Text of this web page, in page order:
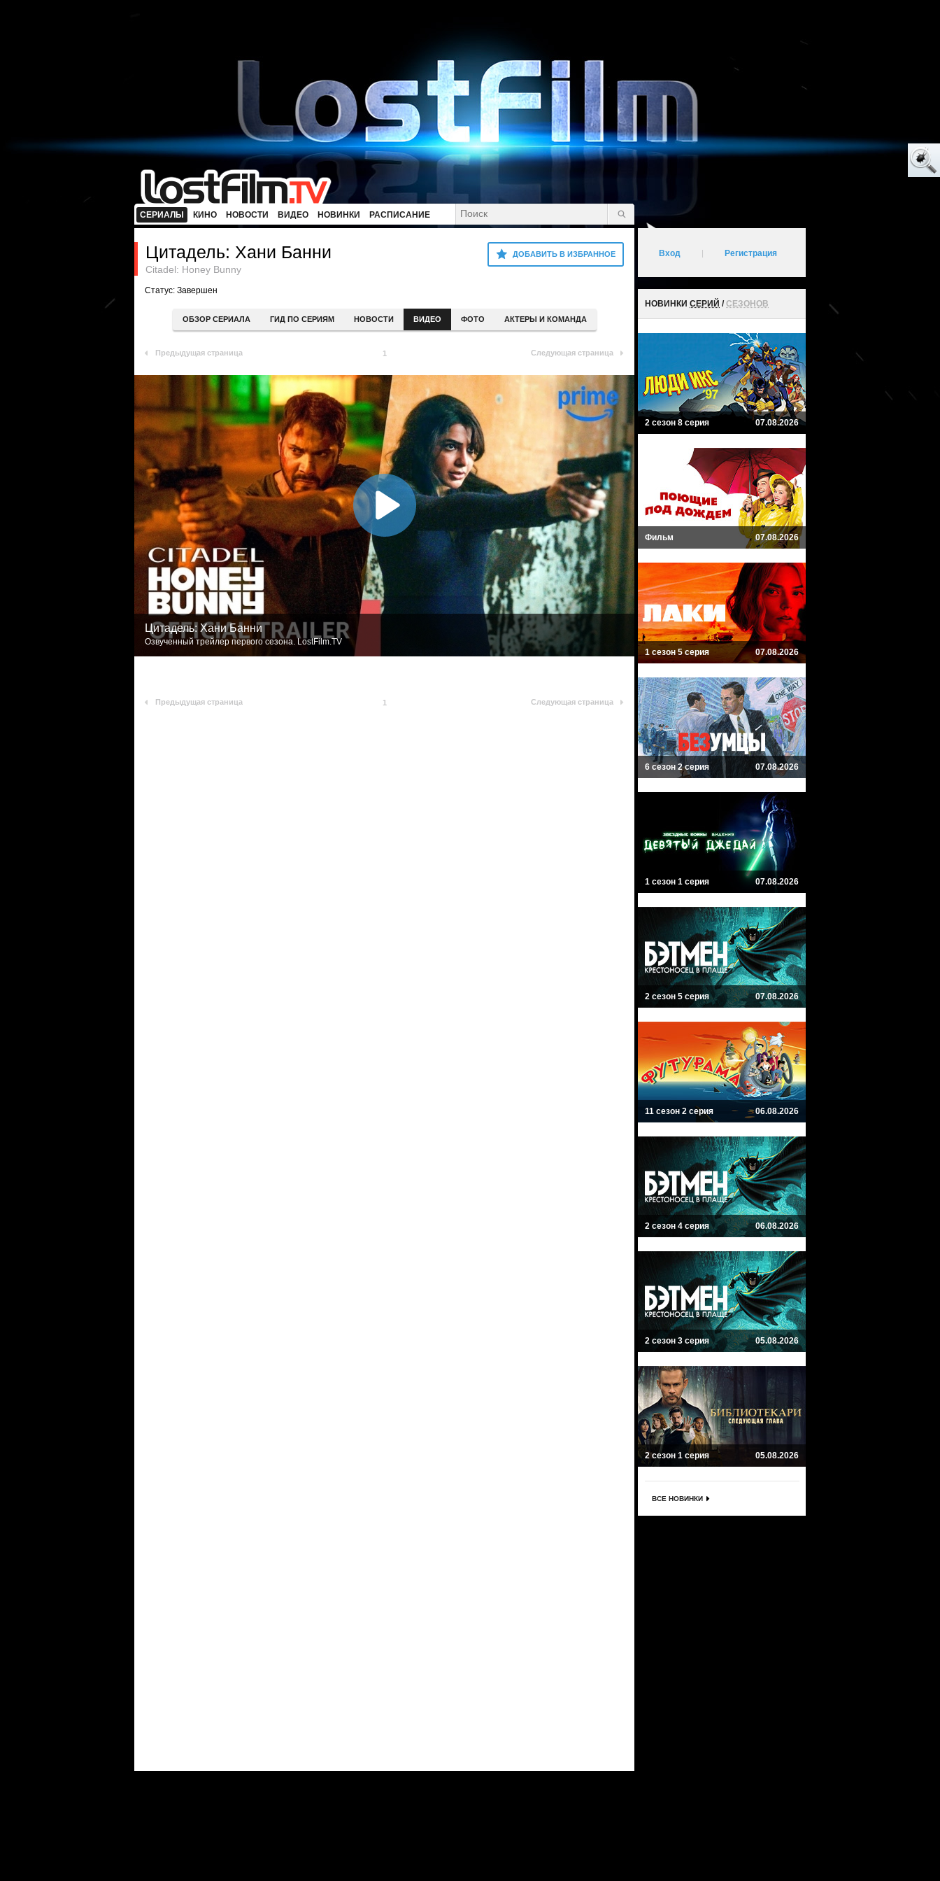
СЕРИАЛЫ КИНО НОВОСТИ ВИДЕО НОВИНКИ РАСПИСАНИЕ
ДОБАВИТЬ В ИЗБРАННОЕ
Цитадель: Хани Банни
Citadel: Honey Bunny
Статус: Завершен
ОБЗОР СЕРИАЛА ГИД ПО СЕРИЯМ НОВОСТИ ВИДЕО ФОТО АКТЕРЫ И КОМАНДА
Предыдущая страница 1 Следующая страница
Цитадель: Хани Банни
Озвученный трейлер первого сезона. LostFilm.TV
Предыдущая страница 1 Следующая страница
Вход Регистрация
НОВИНКИ СЕРИЙ /СЕЗОНОВ
2 сезон 8 серия 07.08.2026
Фильм 07.08.2026
1 сезон 5 серия 07.08.2026
6 сезон 2 серия 07.08.2026
1 сезон 1 серия 07.08.2026
2 сезон 5 серия 07.08.2026
11 сезон 2 серия 06.08.2026
2 сезон 4 серия 06.08.2026
2 сезон 3 серия 05.08.2026
2 сезон 1 серия 05.08.2026
ВСЕ НОВИНКИ